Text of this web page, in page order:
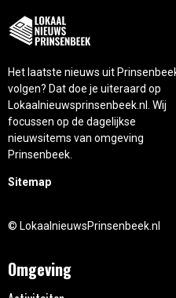
Het laatste nieuws uit
volgen? Dat doe je uiteraard op
Lokaalnieuwsprinsenbeek.nl. Wij
focussen op de dagelijkse
nieuwsitems van omgeving
Prinsenbeek.
Sitemap
© LokaalnieuwsPrinsenbeek.nl
Omgeving